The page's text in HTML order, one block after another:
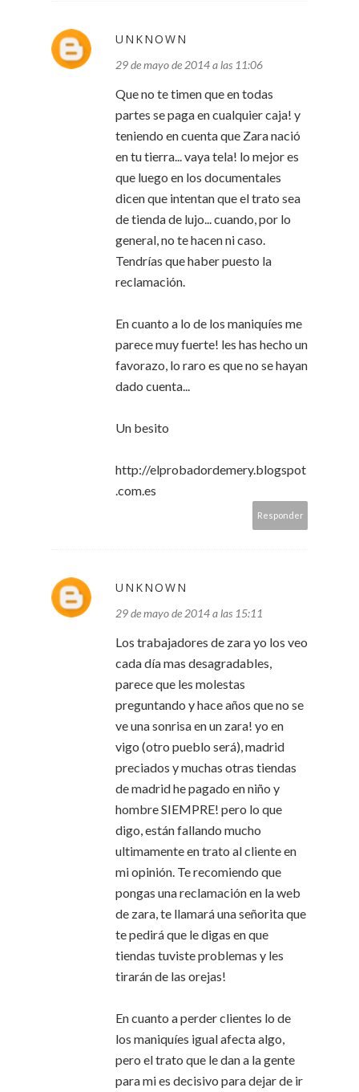
UNKNOWN
29 de mayo de 2014 a las 11:06
Que no te timen que en todas
partes se paga en cualquier caja! y
teniendo en cuenta que Zara nació
en tu tierra... vaya tela! lo mejor es
que luego en los documentales
dicen que intentan que el trato sea
de tienda de lujo... cuando, por lo
general, no te hacen ni caso.
Tendrías que haber puesto la
reclamación.
En cuanto a lo de los maniquíes me
parece muy fuerte! les has hecho un
favorazo, lo raro es que no se hayan
dado cuenta...
Un besito
http://elprobadordemery.blogspot
.com.es
Responder
UNKNOWN
29 de mayo de 2014 a las 15:11
Los trabajadores de zara yo los veo
cada día mas desagradables,
parece que les molestas
preguntando y hace años que no se
ve una sonrisa en un zara! yo en
vigo (otro pueblo será), madrid
preciados y muchas otras tiendas
de madrid he pagado en niño y
hombre SIEMPRE! pero lo que
digo, están fallando mucho
ultimamente en trato al cliente en
mi opinión. Te recomiendo que
pongas una reclamación en la web
de zara, te llamará una señorita que
te pedirá que le digas en que
tiendas tuviste problemas y les
tirarán de las orejas!
En cuanto a perder clientes lo de
los maniquíes igual afecta algo,
pero el trato que le dan a la gente
para mi es decisivo para dejar de ir